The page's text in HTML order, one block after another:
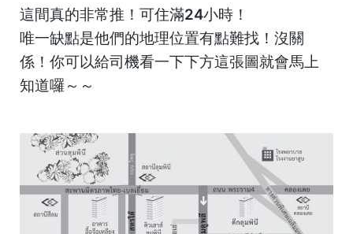
這間真的非常推！ 可住滿24小時 ！
唯一缺點是他們的地理位置有點難找！沒關
係！你可以給司機看一下下方這張圖就會馬上
知道囉～～